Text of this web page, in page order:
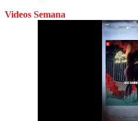
Videos Semana